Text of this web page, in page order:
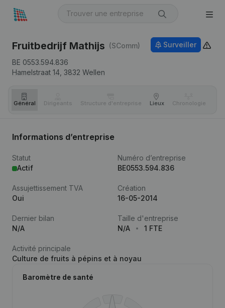
Fruitbedrijf Mathijs (SComm)
BE 0553.594.836
Hamelstraat 14, 3832 Wellen
Surveiller
Général Dirigeants Structure d'entreprise Lieux Chronologie
Informations d’entreprise
Statut
Actif
Numéro d’entreprise
BE0553.594.836
Assujettissement TVA
Oui
Création
16-05-2014
Dernier bilan
N/A
Taille d'entreprise
N/A
1 FTE
Activité principale
Culture de fruits à pépins et à noyau
Baromètre de santé